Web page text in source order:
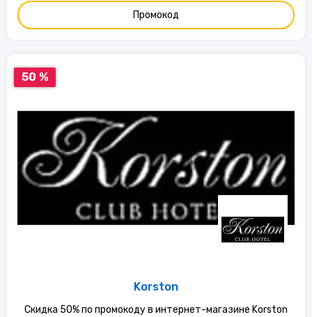
Промокод
50 %
Korston
Скидка 50% по промокоду в интернет-магазине Korston